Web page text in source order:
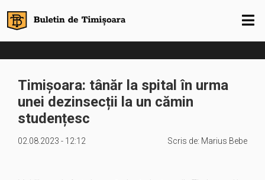
Timișoara: tânăr la spital în urma
unei dezinsecții la un cămin
studențesc
02.08.2023 - 12:12 Scris de: Marius Bebe